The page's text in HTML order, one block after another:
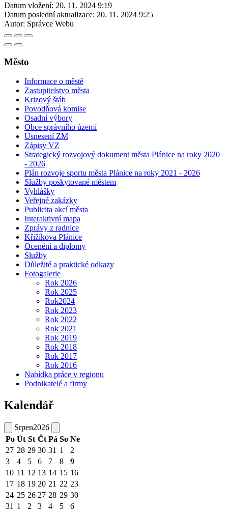
Datum vložení: 20. 11. 2024 9:19
Datum poslední aktualizace: 20. 11. 2024 9:25
Autor: Správce Webu
Město
Informace o městě
Zastupitelstvo města
Krizový štáb
Povodňová komise
Osadní výbory
Obce správního území
Usnesení ZM
Zápisy VZ
Strategický rozvojový dokument města Plánice na roky 2020
- 2026
Plán rozvoje sportu města Plánice na roky 2021 - 2026
Služby poskytované městem
Vyhlášky
Veřejné zakázky
Publicita akcí města
Interaktivní mapa
Zprávy z radnice
Křižíkova Plánice
Ocenění a diplomy
Služby
Důležité a praktické odkazy
Fotogalerie
Rok 2026
Rok 2025
Rok2024
Rok 2023
Rok 2022
Rok 2021
Rok 2019
Rok 2018
Rok 2017
Rok 2016
Nabídka práce v regionu
Podnikatelé a firmy
Kalendář
Srpen2026
Po Út St Čt Pá So Ne
27 28 29 30 31 1
2
3
4 5 6 7 8
9
10 11 12 13 14 15 16
17 18 19 20 21 22 23
24 25 26 27 28 29 30
31 1 2 3 4 5 6